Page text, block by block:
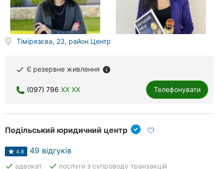
Тімірязєва, 23, район Центр
done Є резервне живлення info
(097) 796 XX XX Телефонувати
Подільський юридичний центр
4.8 49 відгуків
done адвокат done послуги з супроводу транзакцій